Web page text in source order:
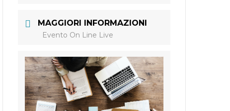
MAGGIORI INFORMAZIONI
Evento On Line Live